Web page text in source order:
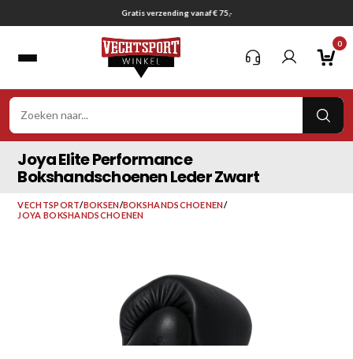
naar
Gratis verzending vanaf € 75,-
0
Joya Elite Performance
Bokshandschoenen Leder Zwart
VECHTSPORT/BOKSEN/BOKSHANDSCHOENEN/
JOYA BOKSHANDSCHOENEN